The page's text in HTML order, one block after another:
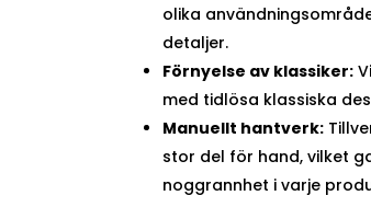
olika
detaljer.
Förnyelse av klassiker:
med tidlösa klassiska
Manuellt hantverk:
stor del för hand, vilket
noggrannhet i varje